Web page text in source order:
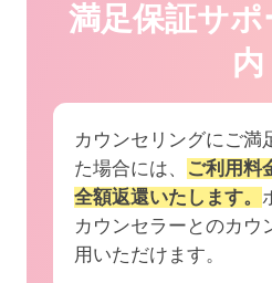
満足保証サ
内
カウンセリングにご満
た場合には、
ご利用料
全額返還いたします。
カウンセラーとのカウ
用いただけます。